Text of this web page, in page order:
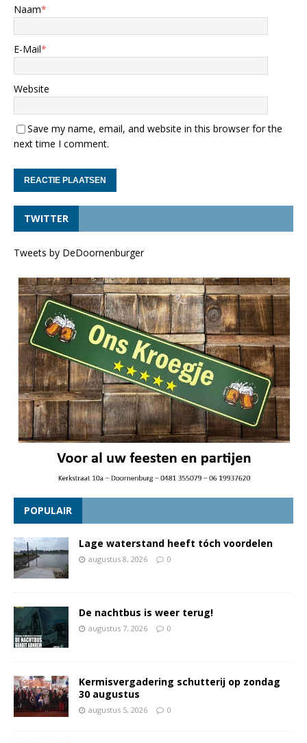
Naam*
E-Mail*
Website
Save my name, email, and website in this browser for the
next time I comment.
TWITTER
Tweets by DeDoornenburger
POPULAIR
Lage waterstand heeft tóch voordelen
augustus 8, 2026 0
De nachtbus is weer terug!
augustus 7, 2026 0
Kermisvergadering schutterij op zondag
30 augustus
augustus 5, 2026 0